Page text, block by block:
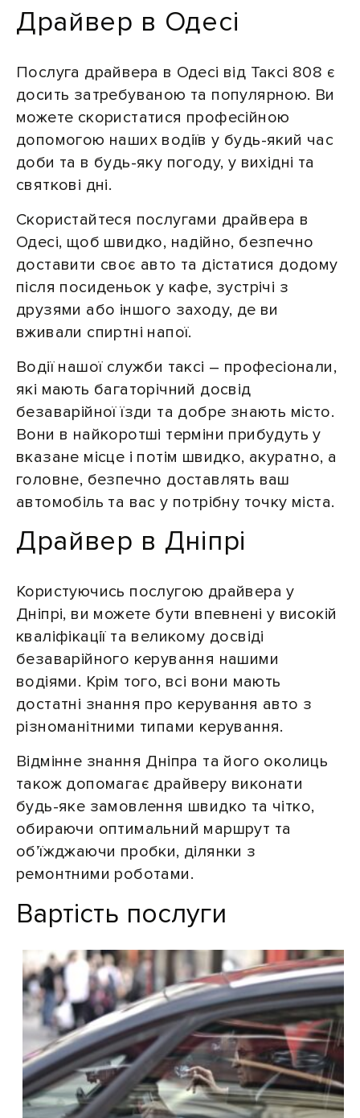
Драйвер в Одесі
Послуга драйвера в Одесі від Таксі 808 є
досить затребуваною та популярною. Ви
можете скористатися професійною
допомогою наших водіїв у будь-який час
доби та в будь-яку погоду, у вихідні та
святкові дні.
Скористайтеся послугами драйвера в
Одесі, щоб швидко, надійно, безпечно
доставити своє авто та дістатися додому
після посиденьок у кафе, зустрічі з
друзями або іншого заходу, де ви
вживали спиртні напої.
Водії нашої служби таксі – професіонали,
які мають багаторічний досвід
безаварійної їзди та добре знають місто.
Вони в найкоротші терміни прибудуть у
вказане місце і потім швидко, акуратно, а
головне, безпечно доставлять ваш
автомобіль та вас у потрібну точку міста.
Драйвер в Дніпрі
Користуючись послугою драйвера у
Дніпрі, ви можете бути впевнені у високій
кваліфікації та великому досвіді
безаварійного керування нашими
водіями. Крім того, всі вони мають
достатні знання про керування авто з
різноманітними типами керування.
Відмінне знання Дніпра та його околиць
також допомагає драйверу виконати
будь-яке замовлення швидко та чітко,
обираючи оптимальний маршрут та
об’їжджаючи пробки, ділянки з
ремонтними роботами.
Вартість послуги